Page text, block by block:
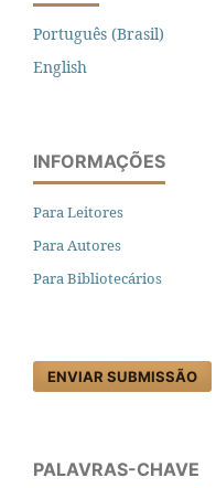
Português (Brasil)
English
INFORMAÇÕES
Para Leitores
Para Autores
Para Bibliotecários
ENVIAR SUBMISSÃO
PALAVRAS-CHAVE